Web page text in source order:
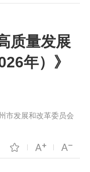
质量发展
年）》
市发展和改革委员会